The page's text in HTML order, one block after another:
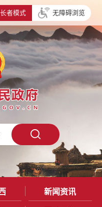
长者模式 无障碍浏览
新闻资讯